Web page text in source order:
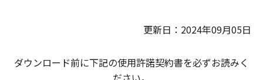
更新日：2024年09月05日
ダウンロード前に下記の使用許諾契約書を必ずお読みく